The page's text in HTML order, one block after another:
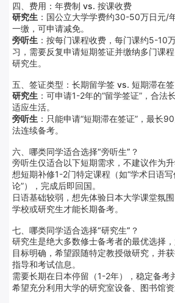
四、费用：年费制 vs. 按课收费
研究生 ：国公立大学学费约30-50万日元/
一缴，可申请减免。
旁听生 ：按每门课程收费，每门课约5-10
习，需要反复申请短期签证并缴纳多门课
研究生。
五、签证类型：长期留学签 vs. 短期滞在签
研究生 ：可申请1-2年的“留学签证”，合法
适应生活。
旁听生 ：只能申请“短期滞在签证”，最长
法连续备考。
六、哪类同学适合选择“旁听生”？
旁听生仅适合以下短期需求，不建议作为升
想短期补修1-2门特定课程（如“学术日语写
论”），完成后即回国。
日语基础较弱，想先体验日本大学课堂氛
学校或研究生才能长期备考。
七、哪类同学适合选择“研究生”？
研究生是绝大多数修士备考者的最优选择
目标明确，希望跟随特定教授做研究，并
指导和考试信息。
需要长期在日本停留（1-2年），稳定备考
希望充分利用大学的研究室设备、图书馆资